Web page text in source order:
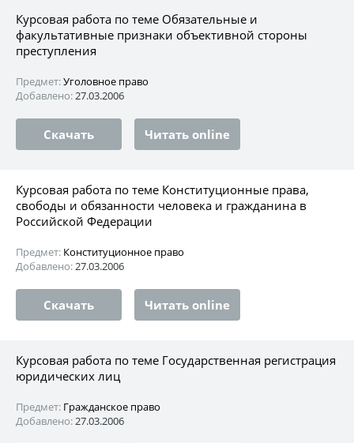
Курсовая работа по теме Обязательные и
факультативные признаки объективной стороны
преступления
Предмет:Уголовное право
Добавлено:27.03.2006
Скачать Читать online
Курсовая работа по теме Конституционные права,
свободы и обязанности человека и гражданина в
Российской Федерации
Предмет: Конституционное право
Добавлено:27.03.2006
Скачать Читать online
Курсовая работа по теме Государственная регистрация
юридических лиц
Предмет: Гражданское право
Добавлено:27.03.2006